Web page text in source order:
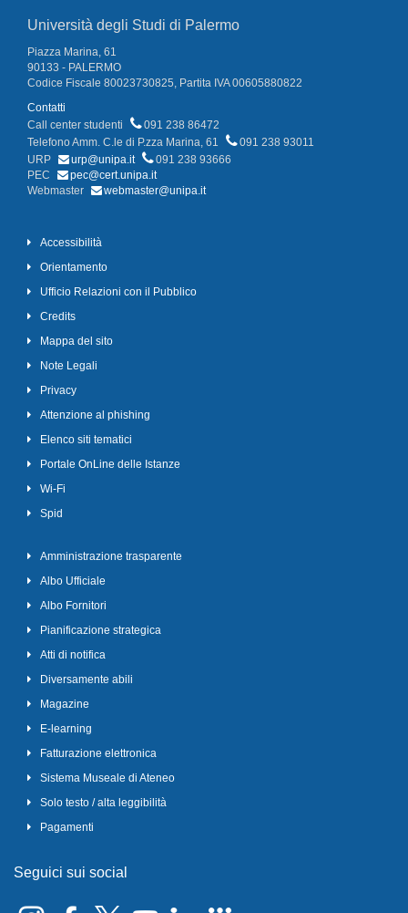
Università degli Studi di Palermo
Piazza Marina, 61
90133 - PALERMO
Codice Fiscale 80023730825, Partita IVA 00605880822
Contatti
Call center studenti
091 238 86472
Telefono Amm. C.le di P.zza Marina, 61
091 238 93011
URP
urp@unipa.it
091 238 93666
PEC
pec@cert.unipa.it
Webmaster
webmaster@unipa.it
Accessibilità
Orientamento
Ufficio Relazioni con il Pubblico
Credits
Mappa del sito
Note Legali
Privacy
Attenzione al phishing
Elenco siti tematici
Portale OnLine delle Istanze
Wi-Fi
Spid
Amministrazione trasparente
Albo Ufficiale
Albo Fornitori
Pianificazione strategica
Atti di notifica
Diversamente abili
Magazine
E-learning
Fatturazione elettronica
Sistema Museale di Ateneo
Solo testo / alta leggibilità
Pagamenti
Seguici sui social